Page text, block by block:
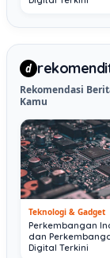
d
Rekomendasi
Kamu
Teknologi & Gadget
Perkembangan
dan
Digital Terkini